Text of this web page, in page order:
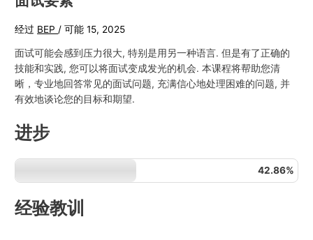
经过 BEP /可能 15, 2025
面试可能会感到压力很大, 特别是用另一种语言. 但是有了正确的
技能和实践, 您可以将面试变成发光的机会. 本课程将帮助您清
晰，专业地回答常见的面试问题, 充满信心地处理困难的问题, 并
有效地谈论您的目标和期望.
进步
42.86%
经验教训